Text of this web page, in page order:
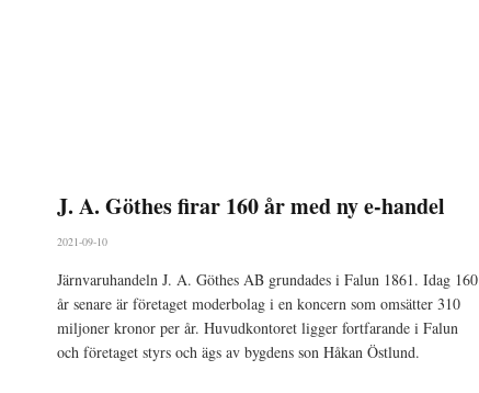
J. A. Göthes firar 160 år med ny e-handel
2021-09-10
Järnvaruhandeln J. A. Göthes AB grundades i Falun 1861. Idag 160
år senare är företaget moderbolag i en koncern som omsätter 310
miljoner kronor per år. Huvudkontoret ligger fortfarande i Falun
och företaget styrs och ägs av bygdens son Håkan Östlund.